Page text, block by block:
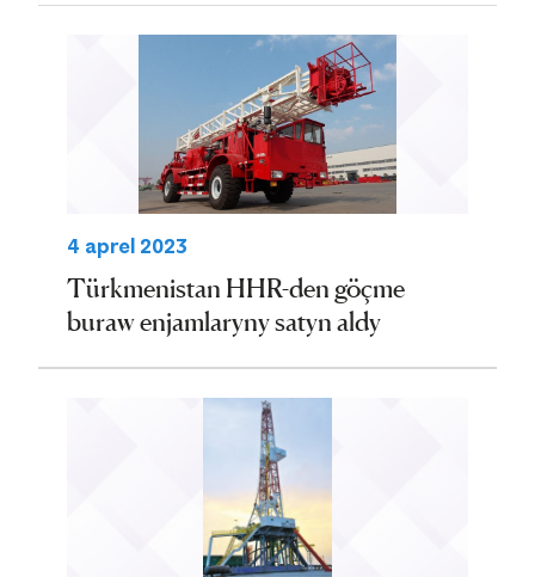
4 aprel 2023
Türkmenistan HHR-den göçme
buraw enjamlaryny satyn aldy